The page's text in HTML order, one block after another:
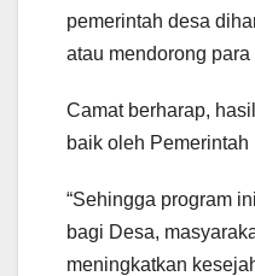
pemerintah desa
atau mendorong para
Camat berharap,
baik oleh Pemerintah
“Sehingga program
bagi Desa,
meningkatkan